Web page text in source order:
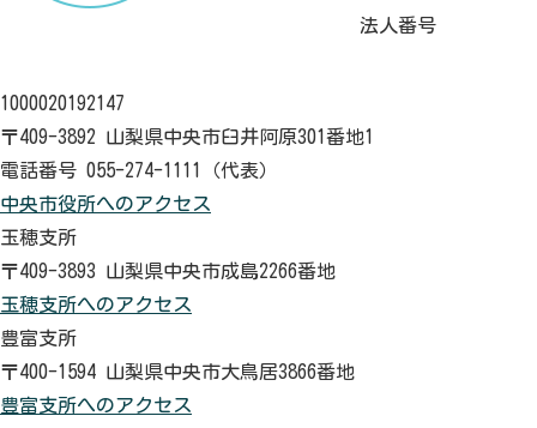
法人番号
1000020192147
〒409-3892 山梨県中央市臼井阿原301番地1
電話番号 055-274-1111（代表）
中央市役所へのアクセス
玉穂支所
〒409-3893 山梨県中央市成島2266番地
玉穂支所へのアクセス
豊富支所
〒400-1594 山梨県中央市大鳥居3866番地
豊富支所へのアクセス